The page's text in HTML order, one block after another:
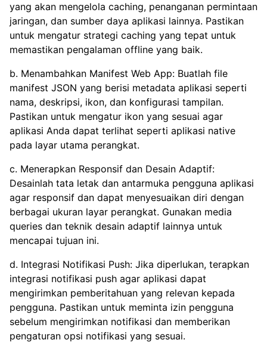
yang akan mengelola caching, penanganan permintaan
jaringan, dan sumber daya aplikasi lainnya. Pastikan
untuk mengatur strategi caching yang tepat untuk
memastikan pengalaman offline yang baik.
b. Menambahkan Manifest Web App: Buatlah file
manifest JSON yang berisi metadata aplikasi seperti
nama, deskripsi, ikon, dan konfigurasi tampilan.
Pastikan untuk mengatur ikon yang sesuai agar
aplikasi Anda dapat terlihat seperti aplikasi native
pada layar utama perangkat.
c. Menerapkan Responsif dan Desain Adaptif:
Desainlah tata letak dan antarmuka pengguna aplikasi
agar responsif dan dapat menyesuaikan diri dengan
berbagai ukuran layar perangkat. Gunakan media
queries dan teknik desain adaptif lainnya untuk
mencapai tujuan ini.
d. Integrasi Notifikasi Push: Jika diperlukan, terapkan
integrasi notifikasi push agar aplikasi dapat
mengirimkan pemberitahuan yang relevan kepada
pengguna. Pastikan untuk meminta izin pengguna
sebelum mengirimkan notifikasi dan memberikan
pengaturan opsi notifikasi yang sesuai.